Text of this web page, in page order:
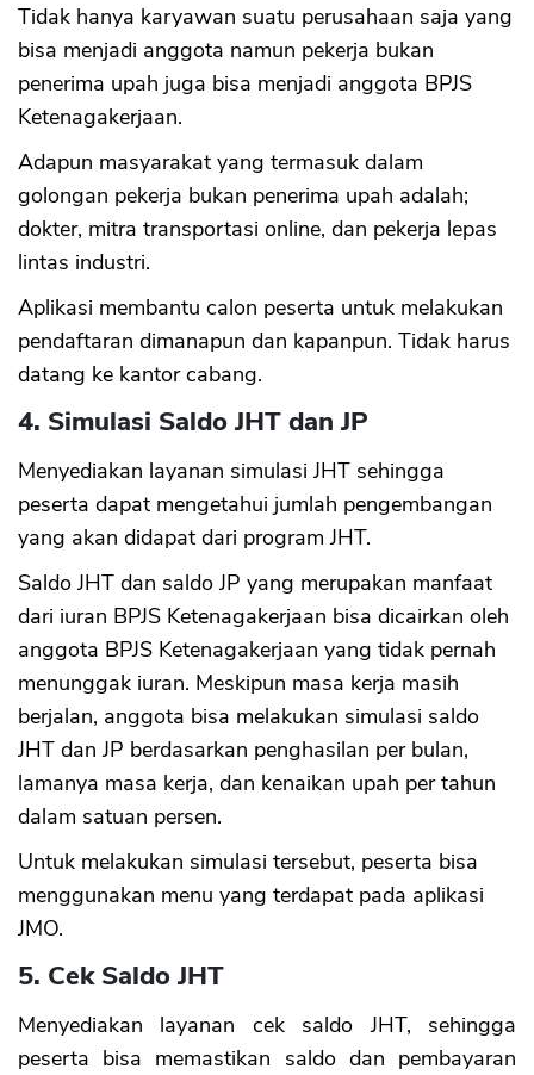
Tidak hanya karyawan suatu perusahaan saja yang
bisa menjadi anggota namun pekerja bukan
penerima upah juga bisa menjadi anggota BPJS
Ketenagakerjaan.
Adapun masyarakat yang termasuk dalam
golongan pekerja bukan penerima upah adalah;
dokter, mitra transportasi online, dan pekerja lepas
lintas industri.
Aplikasi membantu calon peserta untuk melakukan
pendaftaran dimanapun dan kapanpun. Tidak harus
datang ke kantor cabang.
4. Simulasi Saldo JHT dan JP
Menyediakan layanan simulasi JHT sehingga
peserta dapat mengetahui jumlah pengembangan
yang akan didapat dari program JHT.
Saldo JHT dan saldo JP yang merupakan manfaat
dari iuran BPJS Ketenagakerjaan bisa dicairkan oleh
anggota BPJS Ketenagakerjaan yang tidak pernah
menunggak iuran. Meskipun masa kerja masih
berjalan, anggota bisa melakukan simulasi saldo
JHT dan JP berdasarkan penghasilan per bulan,
lamanya masa kerja, dan kenaikan upah per tahun
dalam satuan persen.
Untuk melakukan simulasi tersebut, peserta bisa
menggunakan menu yang terdapat pada aplikasi
JMO.
5. Cek Saldo JHT
Menyediakan layanan cek saldo JHT, sehingga
peserta bisa memastikan saldo dan pembayaran